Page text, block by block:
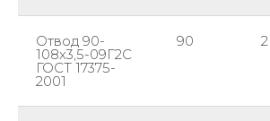
Отвод 90-
108х3,5-09Г2С
ГОСТ 17375-
2001
90 2